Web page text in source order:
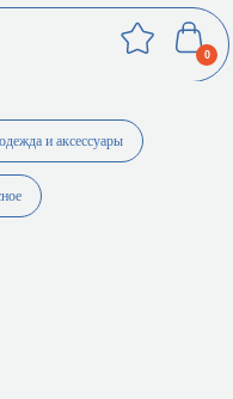
0
одежда и аксессуары